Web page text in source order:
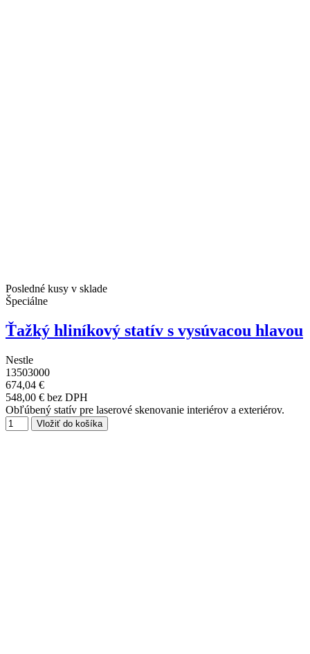
Posledné kusy v sklade
Špeciálne
Ťažký hliníkový statív s vysúvacou hlavou
Nestle
13503000
674,04 €
548,00 € bez DPH
Obľúbený statív pre laserové skenovanie interiérov a exteriérov.
Vložiť do košíka